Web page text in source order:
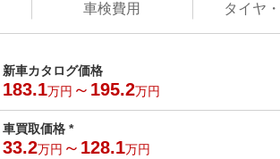
車検費用 タイヤ・
新車カタログ価格
183.1万円 ～ 195.2万円
車買取価格 *
33.2万円 ～ 128.1万円